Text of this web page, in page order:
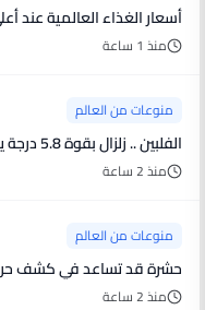
أسعار الغذاء العالمية عند أعلى
منذ 1 ساعة
منوعات من العالم
الفلبين .. زلزال بقوة 5.8 درجة يضرب قبالة سواحل جزيرة ميندورو
منذ 2 ساعة
منوعات من العالم
حشرة قد تساعد في كشف حرائق
منذ 2 ساعة